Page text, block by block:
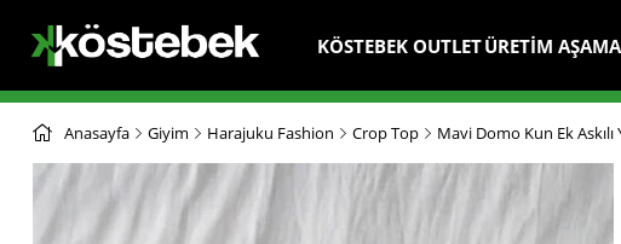
KÖSTEBEK OUTLETÜRETİM
Anasayfa Giyim Harajuku Fashion Crop Top Mavi Domo Kun Ek Askılı